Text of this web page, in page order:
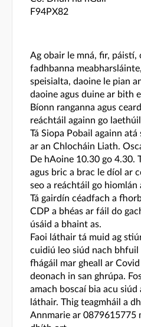
F94PX82
Ag obair le mná, fir, páistí,
fadhbanna
speisialta, daoine le pian
daoine agus duine ar bith
Bíonn ranganna agus
reáchtáil againn go
Tá Siopa Pobail againn
ar an Chlocháin Liath.
De hAoine 10.30 go 4.30.
agus bric a brac le díol ar
seo a reáchtáil go hiomlán
Tá gairdín céadfach a
CDP a bhéas ar fáil do
úsáid a bhaint as.
Faoi láthair tá muid ag
cuidiú leo siúd nach bhfuil
fhágáil mar gheall ar
deonach in san ghrúpa.
amach boscaí bia acu
láthair. Thig teagmháil a
Annmarie ar 0879615775